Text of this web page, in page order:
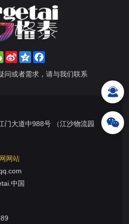
WeChat
Sina
Weibo
Qzone
问或者需求，请与我们联系
门大道中988号 （江沙物流园
网站
中国